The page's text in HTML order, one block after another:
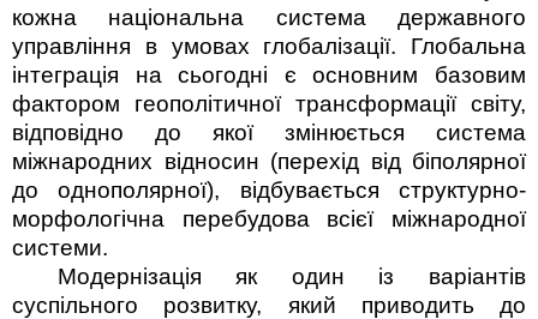
кожна національна система державного
управління в умовах глобалізації. Глобальна
інтеграція на сьогодні є основним базовим
фактором геополітичної трансформації світу,
відповідно до якої змінюється­ система
міжнародних відносин (перехід від біполярної
до однополярної), відбувається структурно-
морфологічна перебудова всієї міжнародної
системи.
Модернізація як один із варіантів
суспільного розвитку, який приводить до